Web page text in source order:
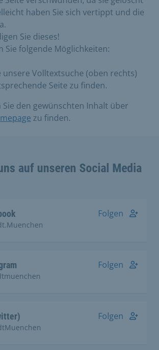
haben Sie sich vertippt und die
Sie dieses!
Sie folgende Möglichkeiten:
unsere Volltextsuche (oben rechts)
Seite zu finden.
Sie den gewünschten Inhalt über
zu finden.
auf unseren Social Media
Folgen
Folgen
Folgen